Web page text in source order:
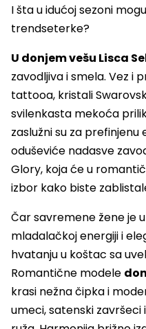
I šta u idućoj sezoni
trendseterke?
U donjem vešu Lisca
zavodljiva i smela. Vez i
tattooa, kristali
svilenkasta mekoća
zaslužni su za
oduševiće nadasve
Glory, koja će u
izbor kako biste
Čar savremene žene je
mladalačkoj energiji i
hvatanju u koštac sa
Romantične modele
krasi nežna čipka i
umeci, satenski